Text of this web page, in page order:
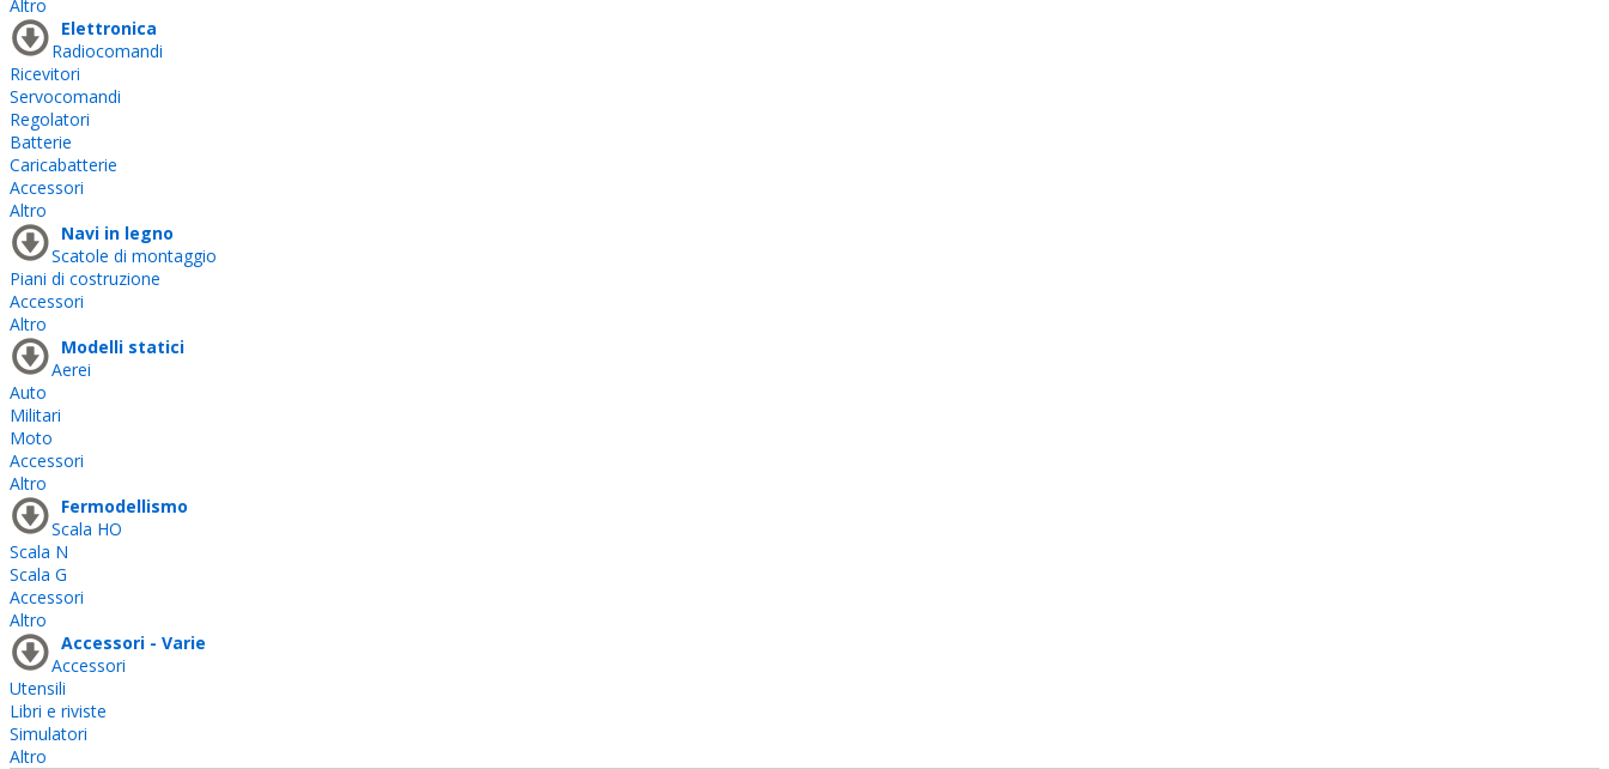
Altro
Elettronica
Radiocomandi
Ricevitori
Servocomandi
Regolatori
Batterie
Caricabatterie
Accessori
Altro
Navi in legno
Scatole di montaggio
Piani di costruzione
Accessori
Altro
Modelli statici
Aerei
Auto
Militari
Moto
Accessori
Altro
Fermodellismo
Scala HO
Scala N
Scala G
Accessori
Altro
Accessori - Varie
Accessori
Utensili
Libri e riviste
Simulatori
Altro